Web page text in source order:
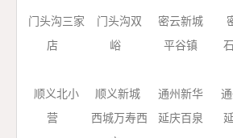
门头沟三家
店
门头沟双
峪
密云新城
平谷镇
顺义北小
营
顺义新城 通州新华
西城万寿西
延庆百泉